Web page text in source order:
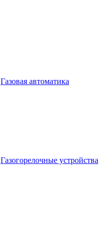
Газовая автоматика
Газогорелочные устройства